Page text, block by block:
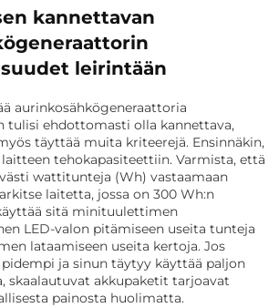
kannettavan
leirintään
aurinkosähkögeneraattoria
tulisi ehdottomasti olla kannettava,
täyttää muita kriteerejä. Ensinnäkin,
tehokapasiteettiin. Varmista, että
wattitunteja (Wh) vastaamaan
laitetta, jossa on 300 Wh:n
sitä minituulettimen
LED-valon pitämiseen useita tunteja
lataamiseen useita kertoja. Jos
ja sinun täytyy käyttää paljon
skaalautuvat akkupaketit tarjoavat
painosta huolimatta.